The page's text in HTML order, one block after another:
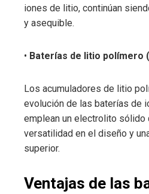
iones de litio, continúan
y asequible.
• Baterías de litio polímero
Los acumuladores de litio
evolución de las baterías de
emplean un electrolito sólido
versatilidad en el diseño y
superior.
Ventajas de las